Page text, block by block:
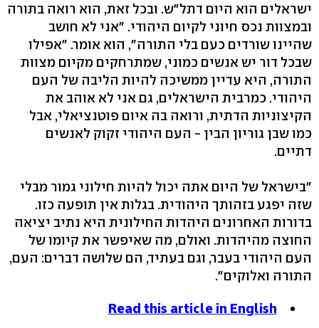
ישראלים הוא היום דתל"ש. ובכל זאת, הוא רואה בתורה
ובמצוות נכס חיוני לקיום היהודי. "אני לא חושב
שהיינו שורדים כעם בלי התורה", הוא אומר. "אפילו
שבכל דור יש אנשים כמוני, שמתרחקים מקיום מצוות
התורה, היא עדיין ממשיכה להיות הליבה של העם
היהודי. כמרבית הישראלים, גם אני לא אוהב את
הקיצוניות הדתית, ורואה בה איום פוטנציאלי, אבל
כמו שבן גוריון הבין - העם היהודי זקוק לאנשים
דתיים.
"בישראל של היום אתה יכול להיות חילוני גמור מבלי
שזה יפגע בזהותך היהודית. בגלות אין תופעה כזו.
בדורות האחרונים היהדות החילונית היא נתיב יציאה
החוצה מהיהדות. ואולם, מה שאיפשר את קיומו של
העם היהודי בעבר, וגם בעתיד, הם שלושה דברים: העם,
התורה ואלוקים".
Read this article in English